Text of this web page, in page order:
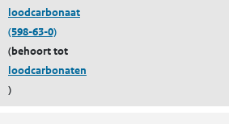
loodcarbonaat
(598-63-0)
(behoort tot
loodcarbonaten
)